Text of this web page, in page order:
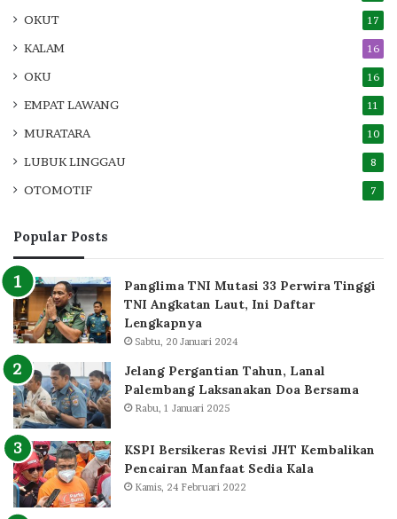
OKUT 17
KALAM 16
OKU 16
EMPAT LAWANG 11
MURATARA 10
LUBUK LINGGAU 8
OTOMOTIF 7
Popular Posts
Panglima TNI Mutasi 33 Perwira Tinggi
TNI Angkatan Laut, Ini Daftar
Lengkapnya
Sabtu, 20 Januari 2024
Jelang Pergantian Tahun, Lanal
Palembang Laksanakan Doa Bersama
Rabu, 1 Januari 2025
KSPI Bersikeras Revisi JHT Kembalikan
Pencairan Manfaat Sedia Kala
Kamis, 24 Februari 2022